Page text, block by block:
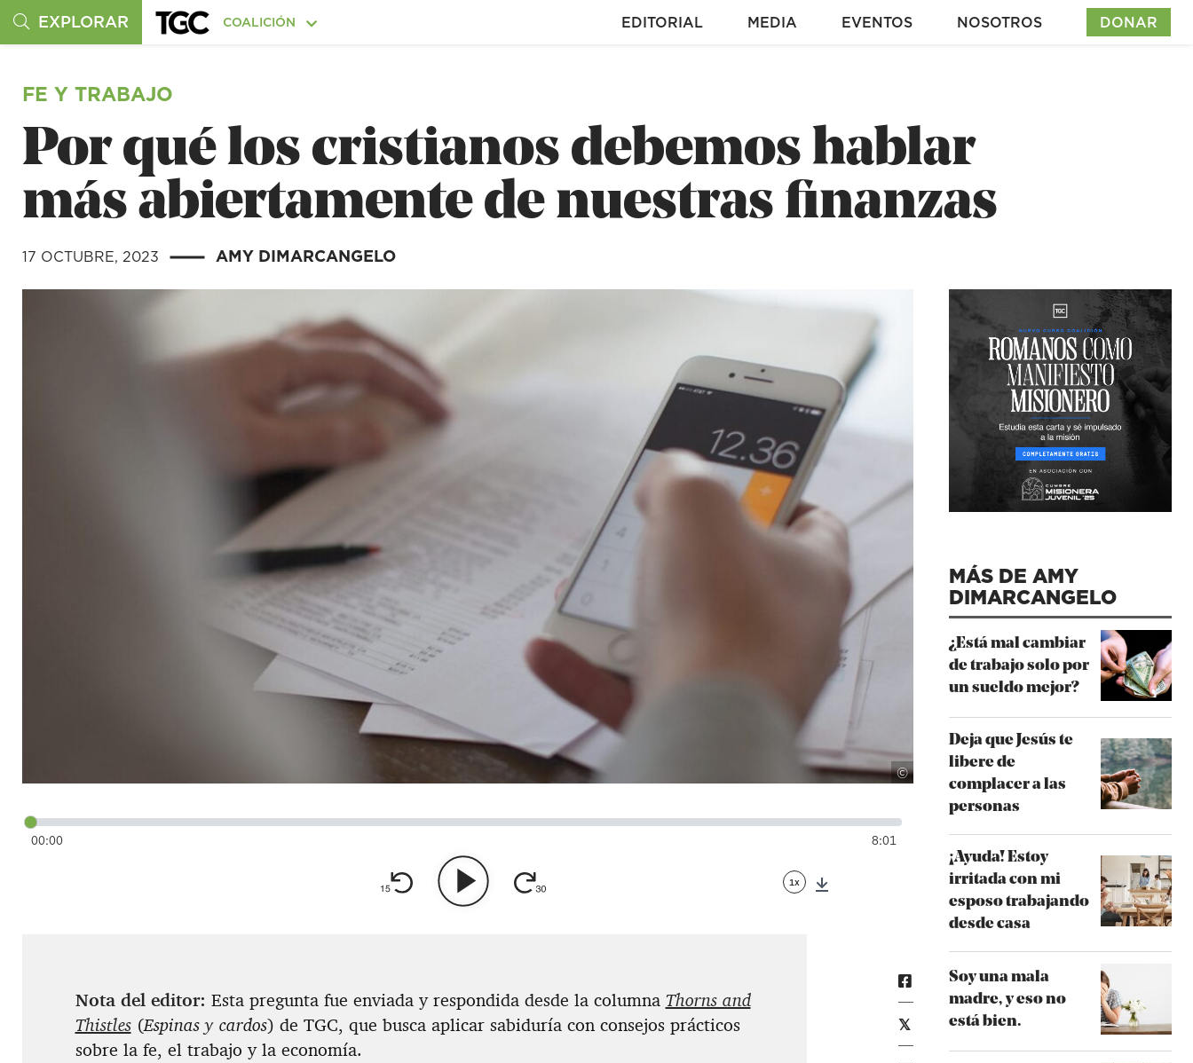
EXPLORAR COALICIÓN EDITORIAL MEDIA EVENTOS NOSOTROS DONAR
FE Y TRABAJO
Por qué los cristianos debemos hablar
más abiertamente de nuestras finanzas
17 OCTUBRE, 2023 | AMY DIMARCANGELO
© Lightstock
00:00 8:01
1x
MÁS DE AMY
DIMARCANGELO
¿Está mal cambiar
de trabajo solo por
un sueldo mejor?
Deja que Jesús te
libere de
complacer a las
personas
¡Ayuda! Estoy
irritada con mi
esposo trabajando
desde casa
Soy una mala
madre, y eso no
está bien.
Nota del editor: Esta pregunta fue enviada y respondida desde la columna Thorns and
Thistles(Espinas y cardos) de TGC, que busca aplicar sabiduría con consejos prácticos
sobre la fe, el trabajo y la economía.